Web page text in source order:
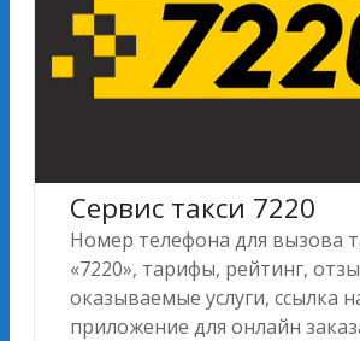
Сервис такси 7220
Номер телефона для вызова
«7220», тарифы, рейтинг,
оказываемые услуги, ссылка
приложение для онлайн